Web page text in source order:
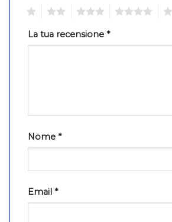
La tua recensione *
Nome *
Email *